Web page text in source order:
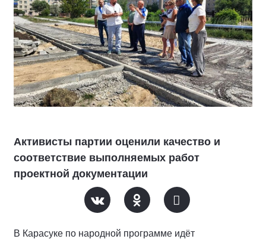
Активисты партии оценили качество и
соответствие выполняемых работ
проектной документации
В Карасуке по народной программе идёт